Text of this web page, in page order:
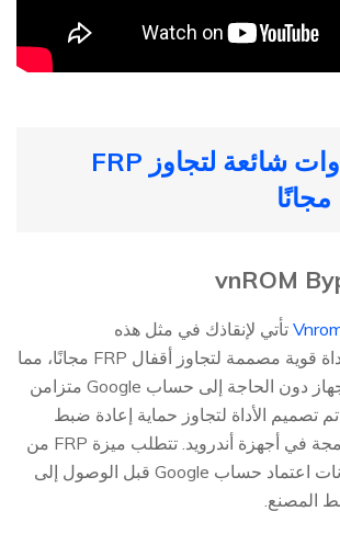
الجزء 4. أدوات شائعة لتجاوز FRP
تأتي لإنقاذك في مثل هذه
السيناريوهات. إنها أداة قوية مصممة لتجاوز أقفال FRP مجانًا، مما
يتيح الوصول إلى الجهاز دون الحاجة إلى حساب Google متزامن
تصميم الأداة لتجاوز حماية إعادة ضبط
المصنع (FRP) المدمجة في أجهزة أندرويد. تتطلب ميزة FRP من
المستخدم تقديم بيانات اعتماد حساب Google قبل الوصول إلى
المصنع.